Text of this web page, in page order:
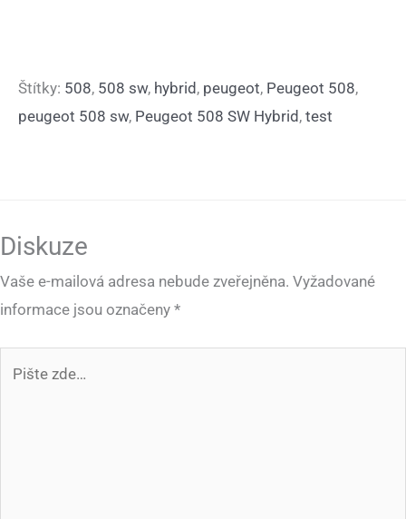
Štítky: 508, 508 sw, hybrid, peugeot, Peugeot 508,
peugeot 508 sw, Peugeot 508 SW Hybrid, test
Diskuze
Vaše e-mailová adresa nebude zveřejněna. Vyžadované
informace jsou označeny *